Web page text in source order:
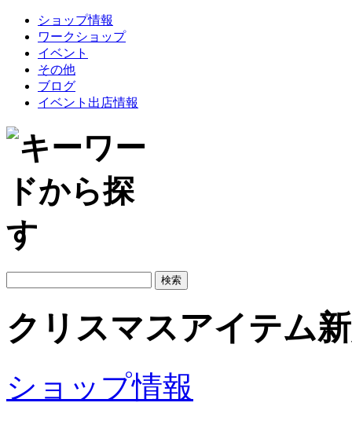
ショップ情報
ワークショップ
イベント
その他
ブログ
イベント出店情報
クリスマスアイテム
ショップ情報